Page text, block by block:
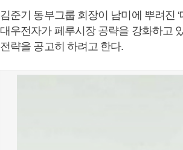
김준기 동부그룹 회장이 남미에 뿌려진
대우전자가 페루시장 공략을 강화하고
전략을 공고히 하려고 한다.